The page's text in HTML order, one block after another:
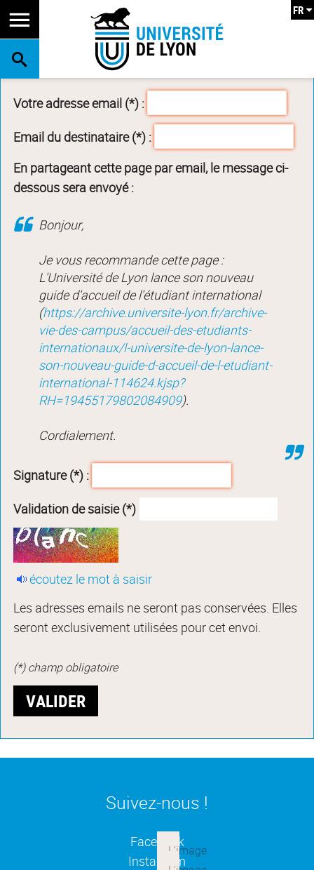
RECHERCHE
FR
Votre adresse email (*) :
Email du destinataire (*) :
En partageant cette page par email, le message ci-
dessous sera envoyé :
Bonjour,
Je vous recommande cette page :
L'Université de Lyon lance son nouveau
guide d'accueil de l'étudiant international
(https://archive.universite-lyon.fr/archive-
vie-des-campus/accueil-des-etudiants-
internationaux/l-universite-de-lyon-lance-
son-nouveau-guide-d-accueil-de-l-etudiant-
international-114624.kjsp?
RH=19455179802084909).
Cordialement.
Signature (*) :
Validation de saisie (*)
écoutez le mot à saisir
Les adresses emails ne seront pas conservées. Elles
seront exclusivement utilisées pour cet envoi.
(*) champ obligatoire
Suivez-nous !
Facebook(ouverture dans une
Instagram(ouverture dans une